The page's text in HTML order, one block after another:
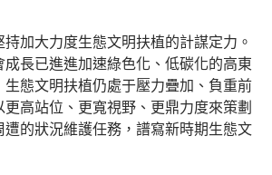
加大力度生態文明扶植的計謀定力。
長已進進加速綠色化、低碳化的高東
生態文明扶植仍處于壓力疊加、負重前
高站位、更寬視野、更鼎力度來策劃
的狀況維護任務，譜寫新時期生態文